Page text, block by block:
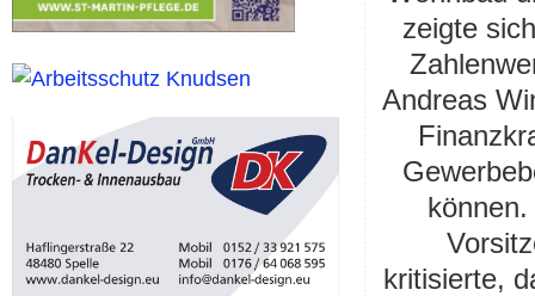
zeigte
Andreas
kritisierte,